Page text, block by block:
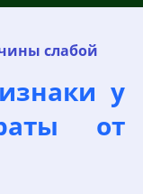
слабой
у
от